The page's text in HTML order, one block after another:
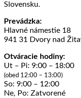
Slovensku.
Prevádzka:
Hlavné námestie 18
941 31 Dvory nad
Otváracie hodiny:
Ut – Pi: 9:00 – 18:00
(obed 12:00 – 13:00)
So: 9:00 – 12:00
Ne, Po: Zatvorené